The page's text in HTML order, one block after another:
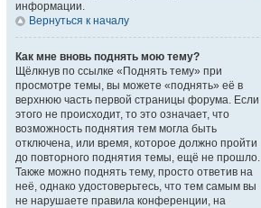
информации.
Вернуться к началу
Как мне вновь поднять мою тему?
Щёлкнув по ссылке «Поднять тему» при
просмотре темы, вы можете «поднять» её в
верхнюю часть первой страницы форума. Если
этого не происходит, то это означает, что
возможность поднятия тем могла быть
отключена, или время, которое должно пройти
до повторного поднятия темы, ещё не прошло.
Также можно поднять тему, просто ответив на
неё, однако удостоверьтесь, что тем самым вы
не нарушаете правила конференции, на